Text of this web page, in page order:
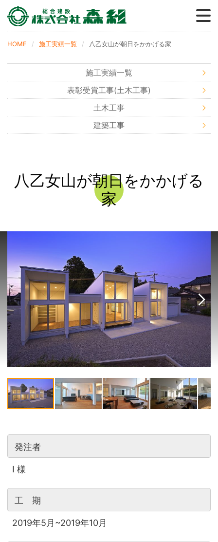
事業内容
施工実績
森の家
会社概要
採用情報
森グループ ブログ
HOME 施工実績一覧 八乙女山が朝日をかかげる家
施工実績一覧
表彰受賞工事(土木工事)
土木工事
建築工事
八乙女山が朝日をかかげる
家
発注者
I 様
工 期
2019年5月~2019年10月